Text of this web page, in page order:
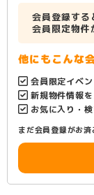
会員登録する
会員限定物件
他にもこんな
会員限定イベ
新規物件情報
お気に入り・
まだ会員登録がお